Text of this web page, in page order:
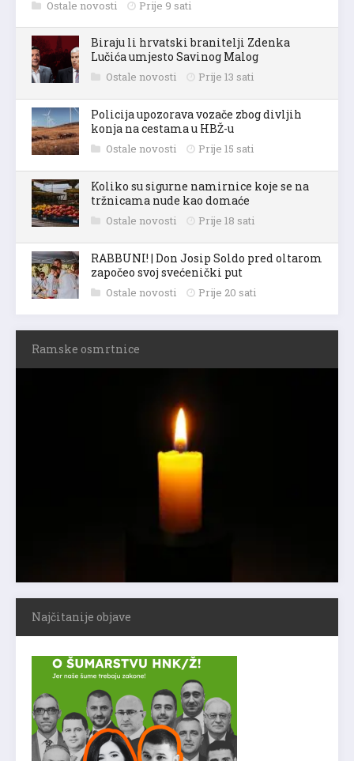
Ostale novosti Prije 9 sati
Biraju li hrvatski branitelji Zdenka
Lučića umjesto Savinog Malog
Ostale novosti Prije 13 sati
Policija upozorava vozače zbog divljih
konja na cestama u HBŽ-u
Ostale novosti Prije 15 sati
Koliko su sigurne namirnice koje se na
tržnicama nude kao domaće
Ostale novosti Prije 18 sati
RABBUNI! | Don Josip Soldo pred oltarom
započeo svoj svećenički put
Ostale novosti Prije 20 sati
Ramske osmrtnice
Najčitanije objave